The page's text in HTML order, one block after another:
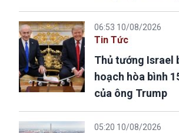
06:53 10/08/2026
Tin Tức
Thủ tướng Israel
hoạch hòa bình
của ông Trump
05:20 10/08/2026